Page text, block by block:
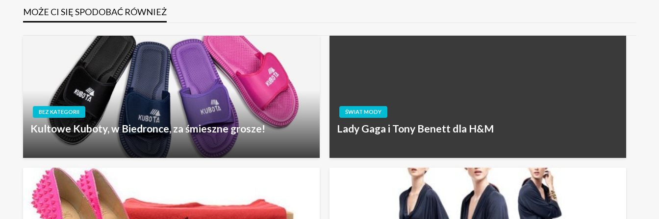
MOŻE CI SIĘ SPODOBAĆ RÓWNIEŻ
BEZ KATEGORII
Kultowe Kuboty, w Biedronce, za śmieszne grosze!
ŚWIAT MODY
Lady Gaga i Tony Benett dla H&M